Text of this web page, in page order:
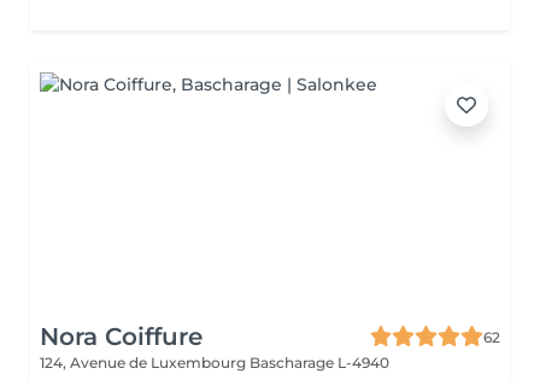
Nora Coiffure
62
124, Avenue de Luxembourg Bascharage L-4940